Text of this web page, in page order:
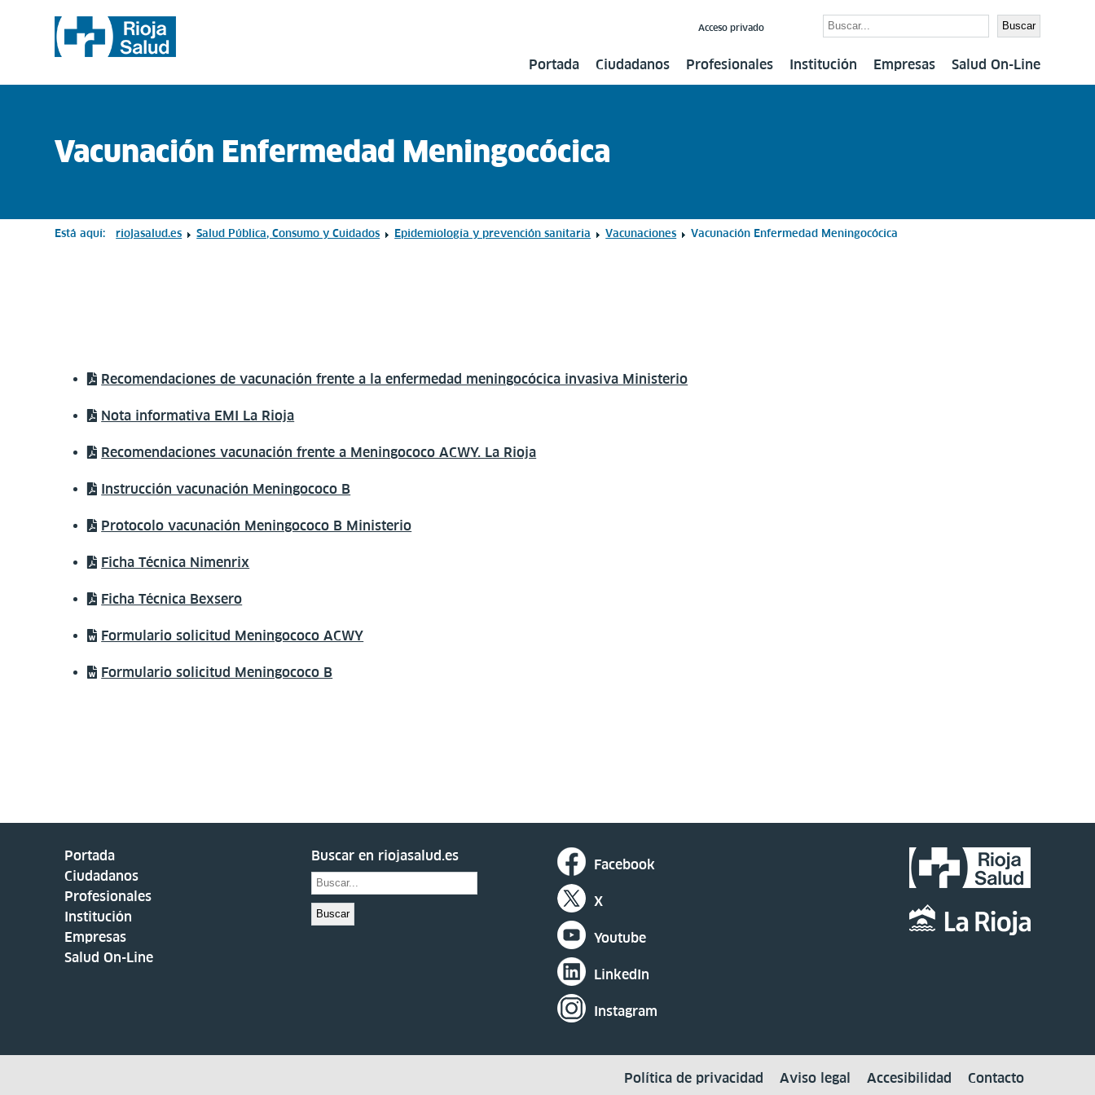
Buscar
Acceso privado
Portada Ciudadanos Profesionales Institución Empresas Salud On-Line
Vacunación Enfermedad Meningocócica
Está aquí: riojasalud.es Salud Pública, Consumo y Cuidados Epidemiología y prevención sanitaria Vacunaciones Vacunación Enfermedad Meningocócica
Recomendaciones de vacunación frente a la enfermedad meningocócica invasiva Ministerio
Nota informativa EMI La Rioja
Recomendaciones vacunación frente a Meningococo ACWY. La Rioja
Instrucción vacunación Meningococo B
Protocolo vacunación Meningococo B Ministerio
Ficha Técnica Nimenrix
Ficha Técnica Bexsero
Formulario solicitud Meningococo ACWY
Formulario solicitud Meningococo B
Portada
Ciudadanos
Profesionales
Institución
Empresas
Salud On-Line
Buscar en riojasalud.es
Buscar
Facebook
X
Youtube
LinkedIn
Instagram
Política de privacidad Aviso legal Accesibilidad Contacto